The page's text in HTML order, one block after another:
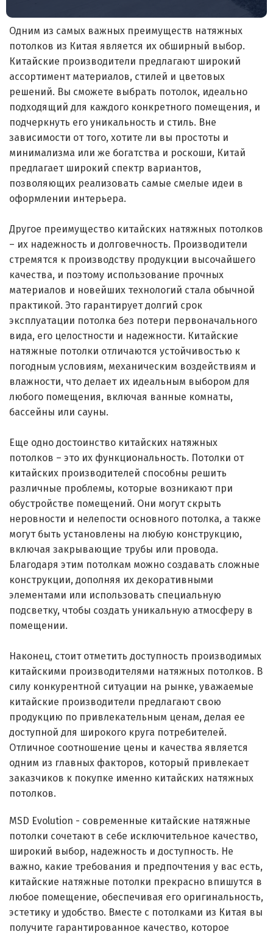
Одним из самых важных преимуществ натяжных
потолков из Китая является их обширный выбор.
Китайские производители предлагают широкий
ассортимент материалов, стилей и цветовых
решений. Вы сможете выбрать потолок, идеально
подходящий для каждого конкретного помещения, и
подчеркнуть его уникальность и стиль. Вне
зависимости от того, хотите ли вы простоты и
минимализма или же богатства и роскоши, Китай
предлагает широкий спектр вариантов,
позволяющих реализовать самые смелые идеи в
оформлении интерьера.
Другое преимущество китайских натяжных потолков
– их надежность и долговечность. Производители
стремятся к производству продукции высочайшего
качества, и поэтому использование прочных
материалов и новейших технологий стала обычной
практикой. Это гарантирует долгий срок
эксплуатации потолка без потери первоначального
вида, его целостности и надежности. Китайские
натяжные потолки отличаются устойчивостью к
погодным условиям, механическим воздействиям и
влажности, что делает их идеальным выбором для
любого помещения, включая ванные комнаты,
бассейны или сауны.
Еще одно достоинство китайских натяжных
потолков – это их функциональность. Потолки от
китайских производителей способны решить
различные проблемы, которые возникают при
обустройстве помещений. Они могут скрыть
неровности и нелепости основного потолка, а также
могут быть установлены на любую конструкцию,
включая закрывающие трубы или провода.
Благодаря этим потолкам можно создавать сложные
конструкции, дополняя их декоративными
элементами или использовать специальную
подсветку, чтобы создать уникальную атмосферу в
помещении.
Наконец, стоит отметить доступность производимых
китайскими производителями натяжных потолков. В
силу конкурентной ситуации на рынке, уважаемые
китайские производители предлагают свою
продукцию по привлекательным ценам, делая ее
доступной для широкого круга потребителей.
Отличное соотношение цены и качества является
одним из главных факторов, который привлекает
заказчиков к покупке именно китайских натяжных
потолков.
MSD Evolution - современные китайские натяжные
потолки сочетают в себе исключительное качество,
широкий выбор, надежность и доступность. Не
важно, какие требования и предпочтения у вас есть,
китайские натяжные потолки прекрасно впишутся в
любое помещение, обеспечивая его оригинальность,
эстетику и удобство. Вместе с потолками из Китая вы
получите гарантированное качество, которое